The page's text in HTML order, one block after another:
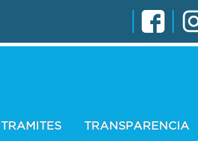
TRAMITES TRANSPARENCIA